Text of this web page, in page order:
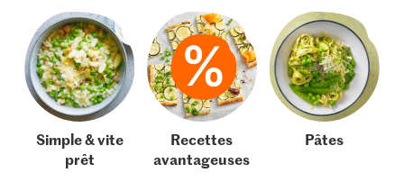
Simple & vite
prêt
Recettes
avantageuses
Pâtes